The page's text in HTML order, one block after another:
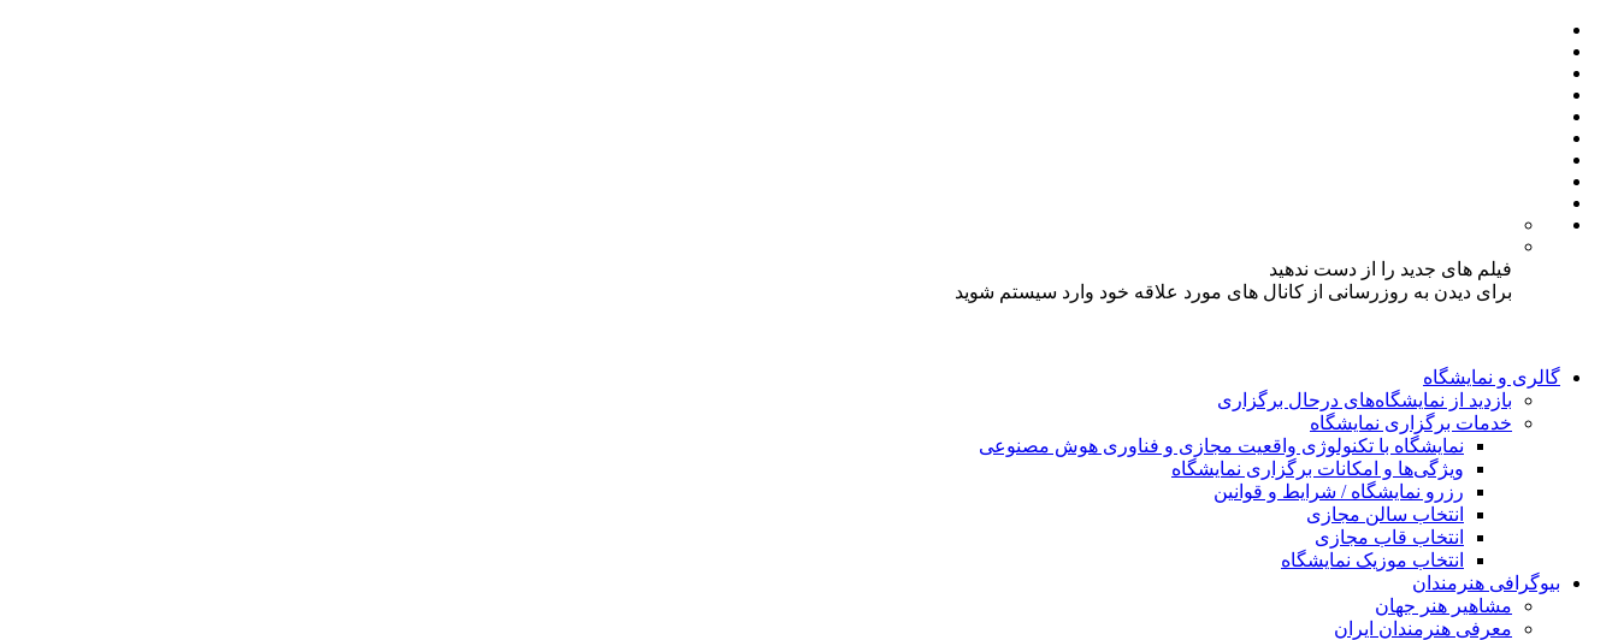
فیلم های جدید را از دست ندهید
برای دیدن به روزرسانی از کانال های مورد علاقه خود وارد سیستم شوید
گالری و نمایشگاه
بازدید از نمایشگاه‌های درحال برگزاری
خدمات برگزاری نمایشگاه
نمایشگاه با تکنولوژی واقعیت مجازی و فناوری هوش مصنوعی
ویژگی‌ها و امکانات برگزاری نمایشگاه
رزرو نمایشگاه / شرایط و قوانین
انتخاب سالن مجازی
انتخاب قاب مجازی
انتخاب موزیک نمایشگاه
بیوگرافی هنرمندان
مشاهیر هنر جهان
معرفی هنرمندان ایران